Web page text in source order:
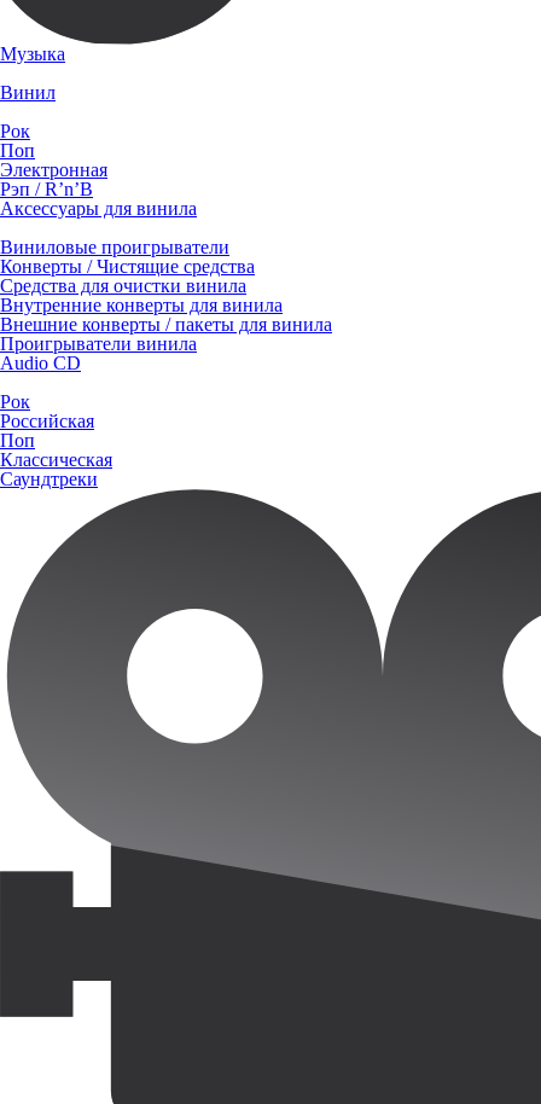
Музыка
Винил
Рок
Поп
Электронная
Рэп / R’n’B
Аксессуары для винила
Виниловые проигрыватели
Конверты / Чистящие средства
Средства для очистки винила
Внутренние конверты для винила
Внешние конверты / пакеты для винила
Проигрыватели винила
Audio CD
Рок
Российская
Поп
Классическая
Саундтреки